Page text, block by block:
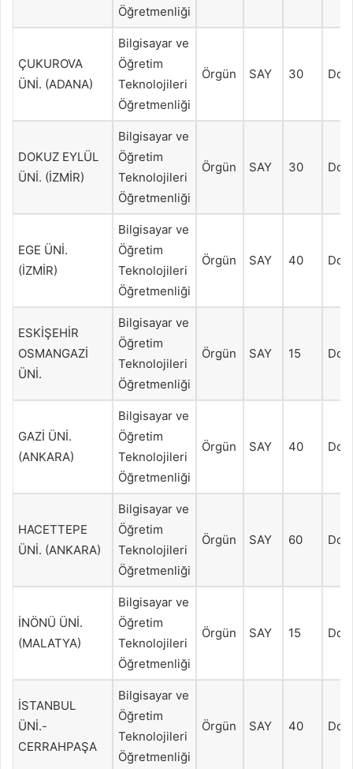
Öğretmenliği
ÇUKUROVA
ÜNİ. (ADANA)
Bilgisayar ve
Öğretim
Teknolojileri
Öğretmenliği
Örgün SAY 30
DOKUZ EYLÜL
ÜNİ. (İZMİR)
Bilgisayar ve
Öğretim
Teknolojileri
Öğretmenliği
Örgün SAY 30
EGE ÜNİ.
(İZMİR)
Bilgisayar ve
Öğretim
Teknolojileri
Öğretmenliği
Örgün SAY 40
ESKİŞEHİR
OSMANGAZİ
ÜNİ.
Bilgisayar ve
Öğretim
Teknolojileri
Öğretmenliği
Örgün SAY 15
GAZİ ÜNİ.
(ANKARA)
Bilgisayar ve
Öğretim
Teknolojileri
Öğretmenliği
Örgün SAY 40
HACETTEPE
ÜNİ. (ANKARA)
Bilgisayar ve
Öğretim
Teknolojileri
Öğretmenliği
Örgün SAY 60
İNÖNÜ ÜNİ.
(MALATYA)
Bilgisayar ve
Öğretim
Teknolojileri
Öğretmenliği
Örgün SAY 15
İSTANBUL
ÜNİ.-
CERRAHPAŞA
Bilgisayar ve
Öğretim
Teknolojileri
Öğretmenliği
Örgün SAY 40